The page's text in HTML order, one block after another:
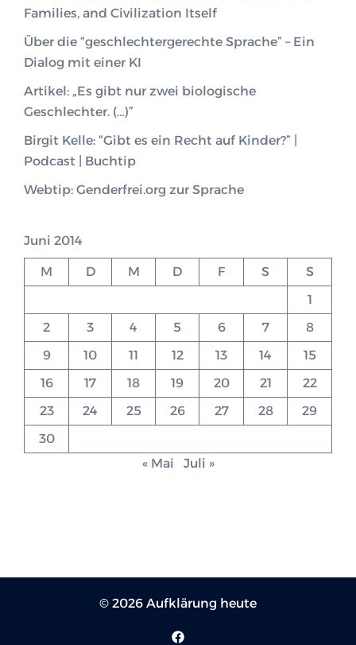
Families, and Civilization Itself
Über die “geschlechtergerechte Sprache” – Ein
Dialog mit einer KI
Artikel: „Es gibt nur zwei biologische
Geschlechter. (…)”
Birgit Kelle: “Gibt es ein Recht auf Kinder?” |
Podcast | Buchtip
Webtip: Genderfrei.org zur Sprache
Juni 2014
M D M D F S
S
1
2
3 4 5 6 7
8
9
10 11 12 13 14
15
16
17 18 19 20 21
22
23
24 25 26 27 28
29
30
« Mai
Juli »
© 2026 Aufklärung heute